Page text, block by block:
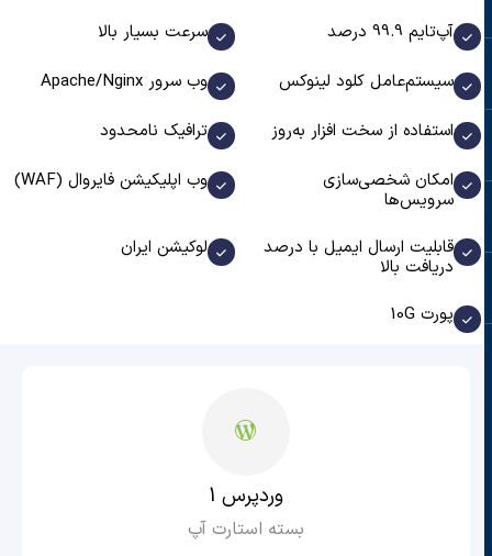
آپ‌تایم 99.9 درصد
سرعت بسیار بالا
سیستم‌عامل کلود لینوکس
وب سرور Apache/Nginx
استفاده از سخت افزار به‌روز
ترافیک نامحدود
امکان شخصی‌سازی
سرویس‌ها
وب اپلیکیشن فایروال (WAF)
قابلیت ارسال ایمیل با درصد
دریافت بالا
لوکیشن ایران
پورت 10G
وردپرس 1
بسته استارت آپ